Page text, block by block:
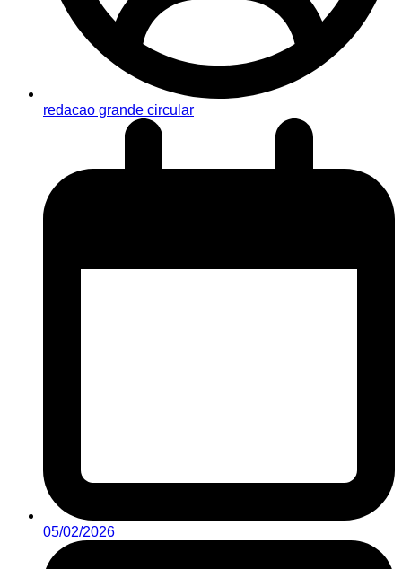
redacao grande circular
05/02/2026